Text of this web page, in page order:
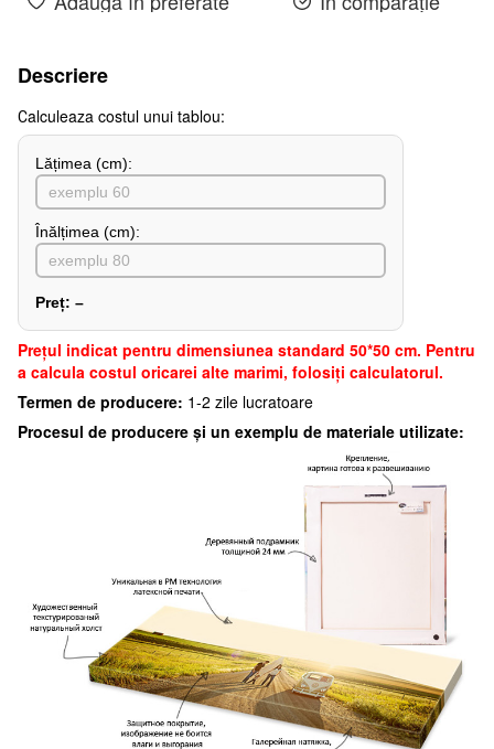
Descriere
Сalculeaza costul unui tablou:
Lățimea (сm):
Înălțimea (cm):
Preț: –
Preţul indicat pentru dimensiunea standard 50*50 cm. Pentru
a calcula costul oricarei alte marimi, folosiți calculatorul.
Termen de producere: 1-2 zile lucratoare
Procesul de producere și un exemplu de materiale utilizate: